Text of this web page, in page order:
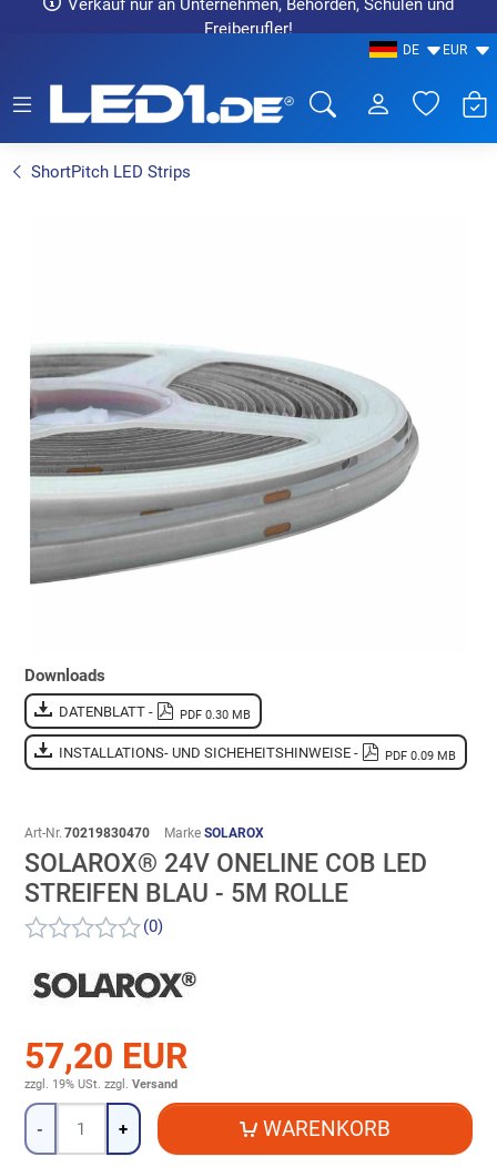
Verkauf nur an Unternehmen, Behörden, Schulen und
Freiberufler!
DE EUR
ShortPitch LED Strips
Downloads
DATENBLATT - PDF 0.30 MB
INSTALLATIONS- UND SICHEHEITSHINWEISE - PDF 0.09 MB
Art-Nr. 70219830470 Marke SOLAROX
SOLAROX® 24V ONELINE COB LED
STREIFEN BLAU - 5M ROLLE
(0)
57,20 EUR
zzgl. 19% USt. zzgl. Versand
Menge
- + WARENKORB